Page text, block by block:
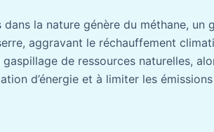
dans la nature génère du méthane,
aggravant le réchauffement
de ressources naturelles,
d’énergie et à limiter les